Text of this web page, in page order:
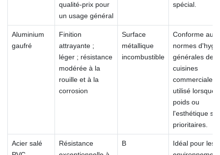
qualité-prix pour
un usage général
spécial.
Aluminium
gaufré
Finition
attrayante ;
léger ; résistance
modérée à la
rouille et à la
corrosion
Surface
métallique
incombustible
Conforme aux
normes
générales des
cuisines
commerciales ;
utilisé lorsque
poids ou
l'esthétique
prioritaires.
Acier salé
Résistance
B
Idéal pour les